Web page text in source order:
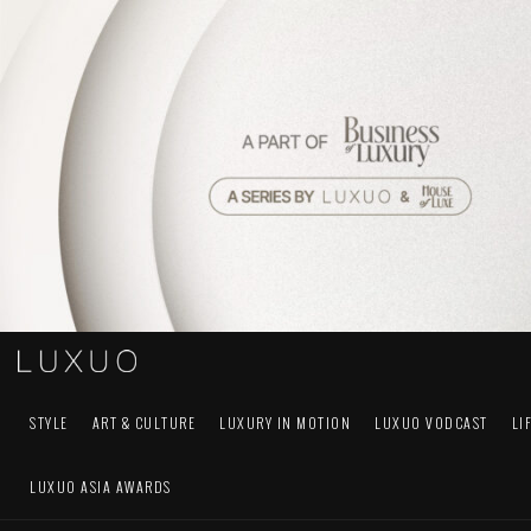
STYLE ART & CULTURE LUXURY IN MOTION LUXUO VODCAST
LUXUO ASIA AWARDS